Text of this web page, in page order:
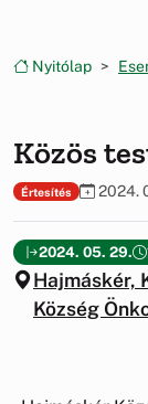
Nyitólap
Közös
Értesítés 2024.
2024. 05. 29.
Hajmáskér,
Község